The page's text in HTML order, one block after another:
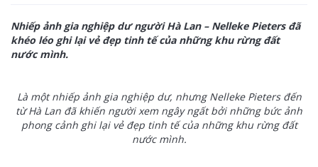
Nhiếp ảnh gia nghiệp dư người Hà Lan – Nelleke Pieters đã
khéo léo ghi lại vẻ đẹp tinh tế của những khu rừng đất
nước mình.
Là một nhiếp ảnh gia nghiệp dư, nhưng Nelleke Pieters đến
từ Hà Lan đã khiến người xem ngây ngất bởi những bức ảnh
phong cảnh ghi lại vẻ đẹp tinh tế của những khu rừng đất
nước mình.